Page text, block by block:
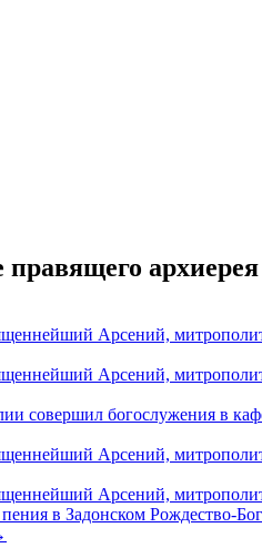
архиерея
Арсений,
Арсений,
совершил богослужения в
Арсений, митрополит
Арсений,
в Задонском Рождество-